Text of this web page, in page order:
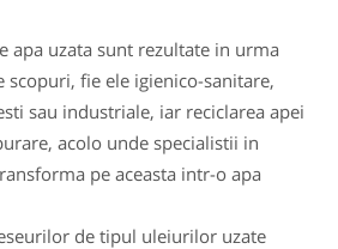
apa uzata sunt rezultate in urma
fie ele igienico-sanitare,
sau industriale, iar reciclarea apei
acolo unde specialistii in
pe aceasta intr-o apa
de tipul uleiurilor uzate